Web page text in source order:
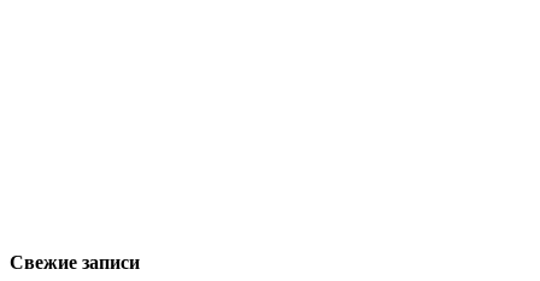
Свежие записи